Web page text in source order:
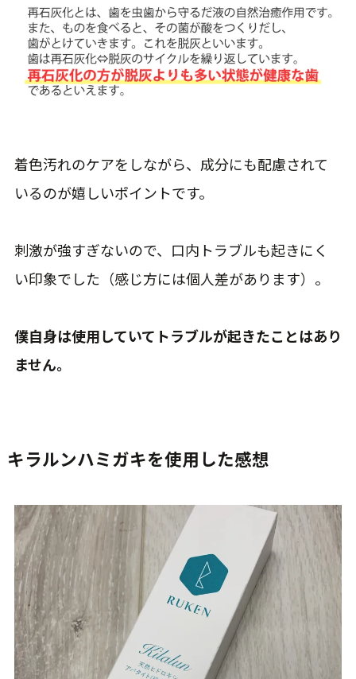
着色汚れのケアをしながら、成分にも配慮されて
いるのが嬉しいポイントです。
刺激が強すぎないので、口内トラブルも起きにく
い印象でした（感じ方には個人差があります）。
僕自身は使用していてトラブルが起きたことはあり
ません。
キラルンハミガキを使用した感想